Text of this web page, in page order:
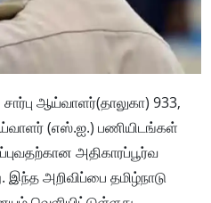
ஆய்வாளர்(தாலுகா) 933,
(எஸ்.ஐ.) பணியிடங்கள்
அதிகாரப்பூர்வ
இந்த அறிவிப்பை தமிழ்நாடு